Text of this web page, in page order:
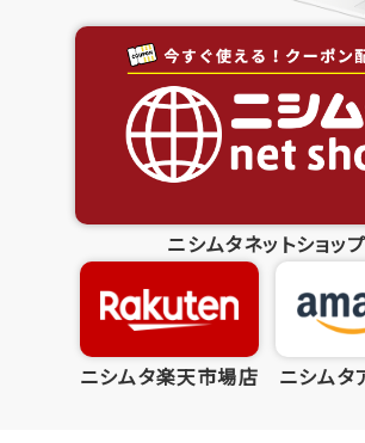
ニシムタネットショップ
ニシムタ楽天市場店 ニシムタ